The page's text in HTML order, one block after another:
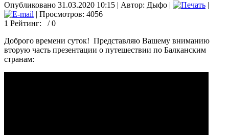
Опубликовано 31.03.2020 10:15 | Автор: Дыфо |
|
| Просмотров: 4056
1 Рейтинг:
/ 0
Доброго времени суток! Представляю Вашему вниманию
вторую часть презентации о путешествии по Балканским
странам: